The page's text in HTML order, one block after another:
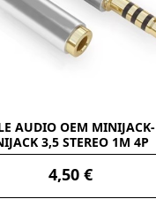
AUDIO OEM MINIJACK-
3,5 STEREO 1M 4P
(ALARGADOR)
4,50 €